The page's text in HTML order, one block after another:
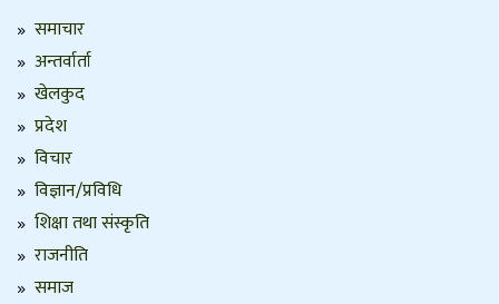
समाचार
अन्तर्वार्ता
खेलकुद
प्रदेश
विचार
विज्ञान/प्रविधि
शिक्षा तथा संस्कृति
राजनीति
समाज